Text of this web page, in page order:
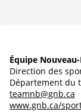
Équipe
Direction des
Département du
teamnb@gnb.ca
www.gnb.ca/